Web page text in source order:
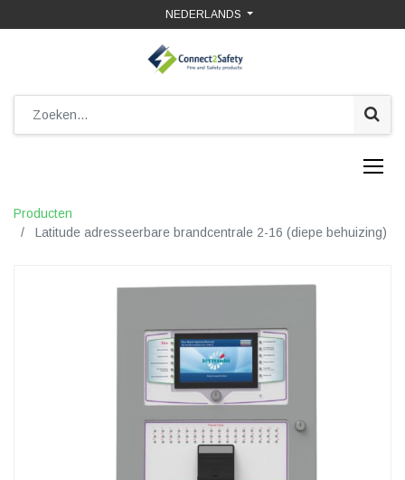
NEDERLANDS
Producten
Latitude adresseerbare brandcentrale 2-16 (diepe behuizing)